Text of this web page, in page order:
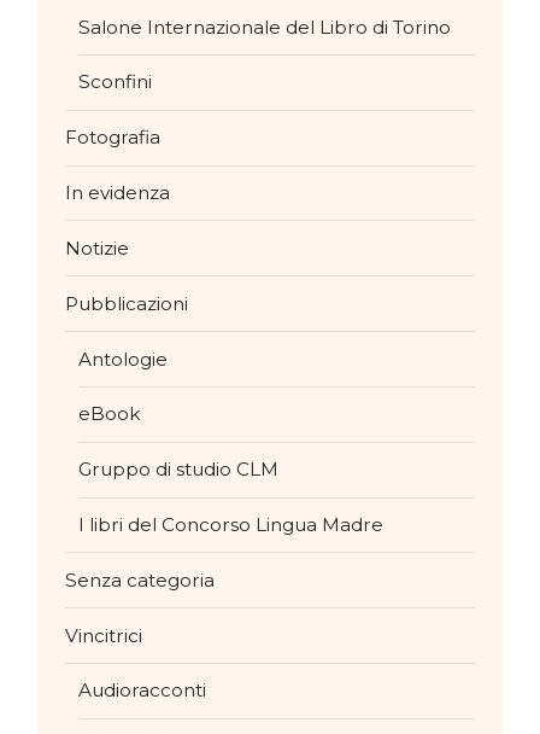
Salone Internazionale del Libro di Torino
Sconfini
Fotografia
In evidenza
Notizie
Pubblicazioni
Antologie
eBook
Gruppo di studio CLM
I libri del Concorso Lingua Madre
Senza categoria
Vincitrici
Audioracconti